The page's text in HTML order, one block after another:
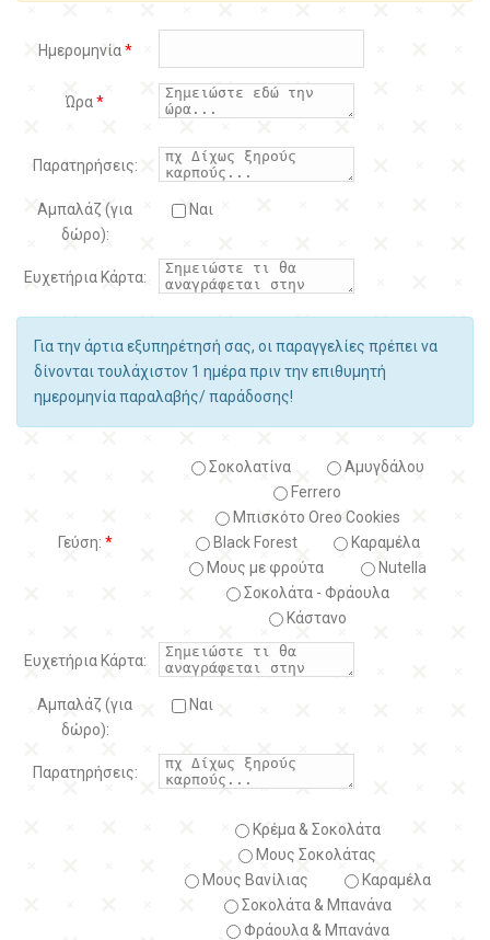
Ημερομηνία*
Ώρα*
Παρατηρήσεις:
Αμπαλάζ (για
δώρο):
Ναι
Ευχετήρια Κάρτα:
Για την άρτια εξυπηρέτησή σας, οι παραγγελίες πρέπει να
δίνονται τουλάχιστον 1 ημέρα πριν την επιθυμητή
ημερομηνία παραλαβής/ παράδοσης!
Γεύση: *
Σοκολατίνα
Αμυγδάλου
Ferrero
Μπισκότο Oreo Cookies
Black Forest
Kαραμέλα
Μους με φρούτα
Nutella
Σοκολάτα - Φράουλα
Κάστανο
Ευχετήρια Κάρτα:
Αμπαλάζ (για
δώρο):
Ναι
Παρατηρήσεις:
Κρέμα & Σοκολάτα
Μους Σοκολάτας
Μους Βανίλιας
Καραμέλα
Σοκολάτα & Μπανάνα
Φράουλα & Μπανάνα